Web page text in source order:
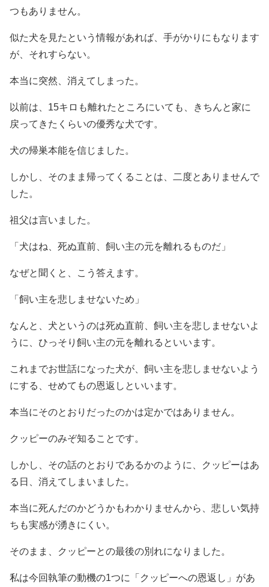
つもありません。
似た犬を見たという情報があれば、手がかりにもなります
が、それすらない。
本当に突然、消えてしまった。
以前は、15キロも離れたところにいても、きちんと家に
戻ってきたくらいの優秀な犬です。
犬の帰巣本能を信じました。
しかし、そのまま帰ってくることは、二度とありませんで
した。
祖父は言いました。
「犬はね、死ぬ直前、飼い主の元を離れるものだ」
なぜと聞くと、こう答えます。
「飼い主を悲しませないため」
なんと、犬というのは死ぬ直前、飼い主を悲しませないよ
うに、ひっそり飼い主の元を離れるといいます。
これまでお世話になった犬が、飼い主を悲しませないよう
にする、せめてもの恩返しといいます。
本当にそのとおりだったのかは定かではありません。
クッピーのみぞ知ることです。
しかし、その話のとおりであるかのように、クッピーはあ
る日、消えてしまいました。
本当に死んだのかどうかもわかりませんから、悲しい気持
ちも実感が湧きにくい。
そのまま、クッピーとの最後の別れになりました。
私は今回執筆の動機の1つに「クッピーへの恩返し」があ